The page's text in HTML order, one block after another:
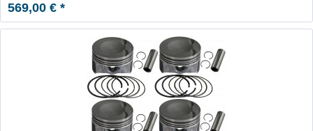
569,00 € *